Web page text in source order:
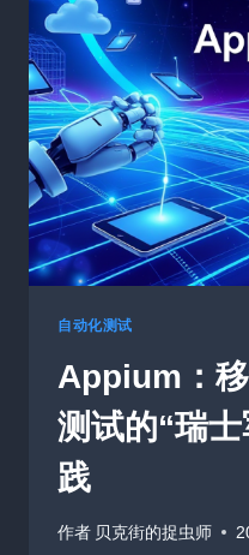
MCP
TOOLBOX：
让
AI
轻
松
与
数
据
库
对
自动化测试
Appium：
测试的“瑞
践
作者 贝克街的捉虫师